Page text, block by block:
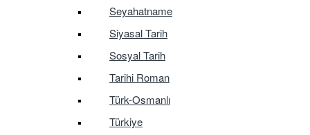
Seyahatname
Siyasal Tarih
Sosyal Tarih
Tarihi Roman
Türk-Osmanlı
Türkiye